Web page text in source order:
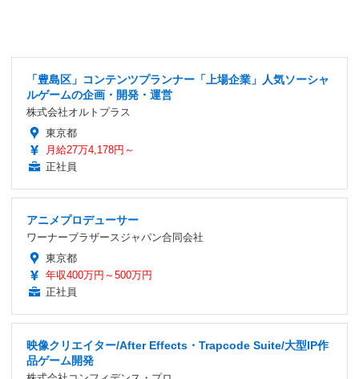
「豊島区」コンテンツプランナー「上場企業」人気ソーシャ
ルゲームの企画・開発・運営
株式会社オルトプラス
東京都
月給27万4,178円～
正社員
アニメプロデューサー
ワーナーブラザースジャパン合同会社
東京都
年収400万円～500万円
正社員
映像クリエイター/After Effects・Trapcode Suite/大型IP作
品ゲーム開発